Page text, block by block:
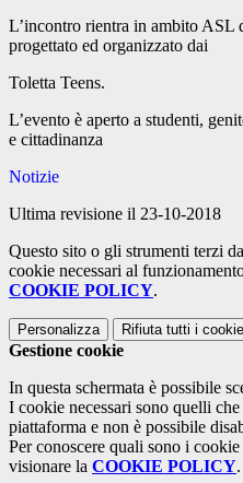
L’incontro rientra in ambito ASL
progettato ed organizzato dai
Toletta Teens.
L’evento è aperto a studenti,
e cittadinanza
Notizie
Ultima revisione il 23-10-2018
Questo sito o gli strumenti terzi
cookie necessari al
COOKIE POLICY.
Personalizza Rifiuta tutti i
Gestione cookie
In questa schermata è possibile
I cookie necessari sono quelli
piattaforma e non è possibile
Per conoscere quali sono i
visionare la COOKIE POLICY.